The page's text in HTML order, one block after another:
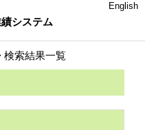
システム
English
検索結果一覧